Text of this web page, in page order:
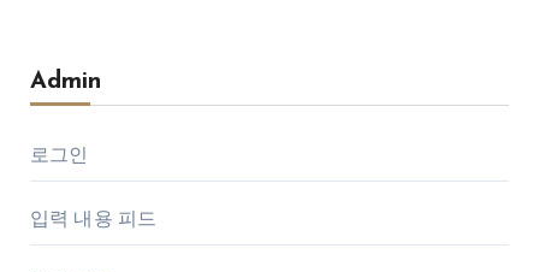
Admin
로그인
입력 내용 피드